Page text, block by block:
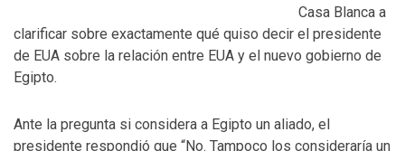
Casa Blanca a
clarificar sobre exactamente qué quiso decir el presidente
de EUA sobre la relación entre EUA y el nuevo gobierno de
Egipto.
Ante la pregunta si considera a Egipto un aliado, el
presidente respondió que “No. Tampoco los consideraría un